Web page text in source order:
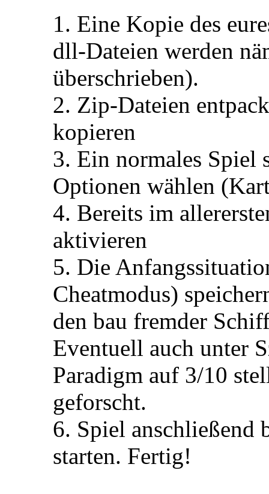
1. Eine Kopie des
dll-Dateien werden
überschrieben).
2. Zip-Dateien
kopieren
3. Ein normales Spiel
Optionen wählen
4. Bereits im
aktivieren
5. Die
Cheatmodus)
den bau fremder
Eventuell auch unter
Paradigm auf 3/10
geforscht.
6. Spiel anschließend
starten. Fertig!